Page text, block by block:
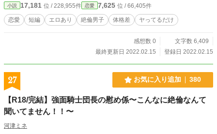
小説 17,181 位 / 228,955件 恋愛 7,625 位 / 66,405件
恋愛 短編 エロあり 絶倫男子 体格差 ヤってるだけ
感想数 0
文字数 6,409
最終更新日 2022.02.15
登録日 2022.02.15
27 お気に入り追加 380
【R18/完結】強面騎士団長の慰め係〜こんなに絶倫なんて
聞いてません！！〜
河津ミネ